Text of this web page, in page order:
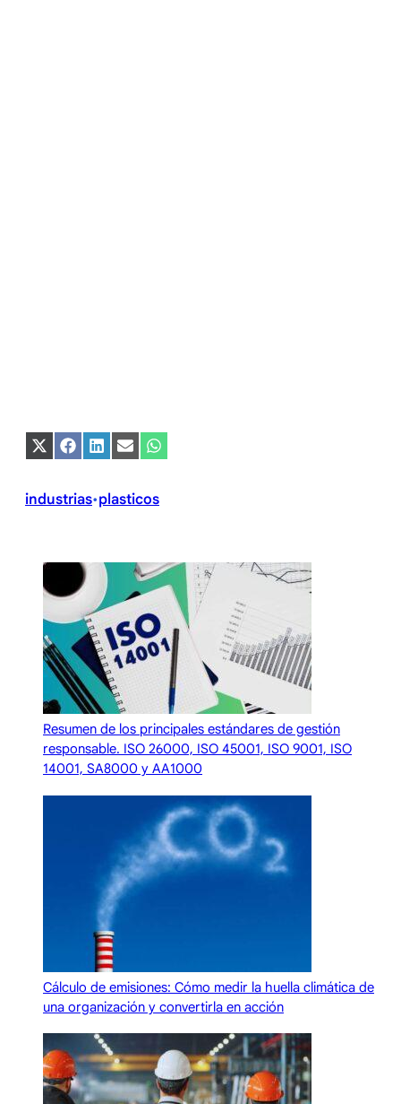
Compartir
en
Compartir
en
Compartir
en
Compartir
en
Compartir
en
industrias•plasticos
Resumen de los principales estándares de gestión
responsable. ISO 26000, ISO 45001, ISO 9001, ISO
14001, SA8000 y AA1000
Cálculo de emisiones: Cómo medir la huella climática de
una organización y convertirla en acción